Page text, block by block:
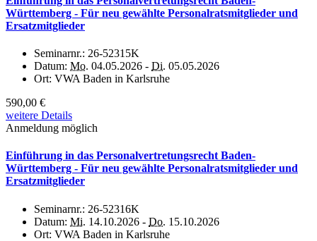
Württemberg - Für neu gewählte Personalratsmitglieder und
Ersatzmitglieder
Seminarnr.: 26-52315K
Datum: Mo. 04.05.2026 - Di. 05.05.2026
Ort: VWA Baden in Karlsruhe
590,00 €
weitere Details
Anmeldung möglich
Einführung in das Personalvertretungsrecht Baden-
Württemberg - Für neu gewählte Personalratsmitglieder und
Ersatzmitglieder
Seminarnr.: 26-52316K
Datum: Mi. 14.10.2026 - Do. 15.10.2026
Ort: VWA Baden in Karlsruhe